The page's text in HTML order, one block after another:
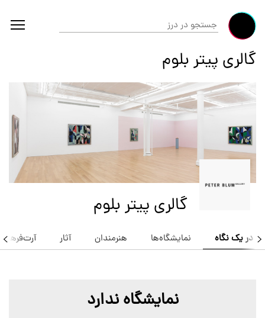
گالری پیتر بلوم
گالری پیتر بلوم
در یک نگاه نمایشگاه‌ها هنرمندان آثار آرت‌فرها
نمایشگاه ندارد